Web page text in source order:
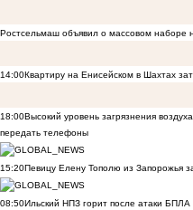
Ростсельмаш объявил о массовом наборе
14:00Квартиру на Енисейском в Шахтах
18:00Высокий уровень загрязнения
передать телефоны
15:20Певицу Елену Тополю из Запорожья
08:50Ильский НПЗ горит после атаки БПЛА